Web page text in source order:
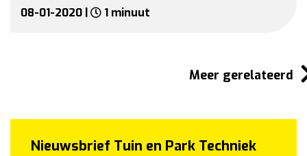
08-01-2020 | 1 minuut
Meer gerelateerd
Nieuwsbrief Tuin en Park Techniek